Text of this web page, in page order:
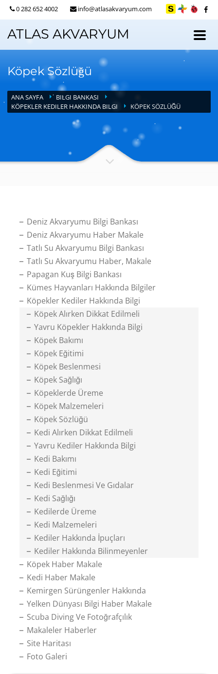
0 282 652 4002 info@atlasakvaryum.com
ATLAS AKVARYUM
Köpek Sözlüğü
ANA SAYFA
BILGI BANKASI
KÖPEKLER KEDILER HAKKINDA BILGI
KÖPEK SÖZLÜĞÜ
Deniz Akvaryumu Bilgi Bankası
Deniz Akvaryumu Haber Makale
Tatlı Su Akvaryumu Bilgi Bankası
Tatlı Su Akvaryumu Haber, Makale
Papagan Kuş Bilgi Bankası
Kümes Hayvanları Hakkında Bilgiler
Köpekler Kediler Hakkında Bilgi
Köpek Alırken Dikkat Edilmeli
Yavru Köpekler Hakkında Bilgi
Köpek Bakımı
Köpek Eğitimi
Köpek Beslenmesi
Köpek Sağlığı
Köpeklerde Üreme
Köpek Malzemeleri
Köpek Sözlüğü
Kedi Alırken Dikkat Edilmeli
Yavru Kediler Hakkında Bilgi
Kedi Bakımı
Kedi Eğitimi
Kedi Beslenmesi Ve Gıdalar
Kedi Sağlığı
Kedilerde Üreme
Kedi Malzemeleri
Kediler Hakkında İpuçları
Kediler Hakkında Bilinmeyenler
Köpek Haber Makale
Kedi Haber Makale
Kemirgen Sürüngenler Hakkında
Yelken Dünyası Bilgi Haber Makale
Scuba Diving Ve Fotoğrafçılık
Makaleler Haberler
Site Haritası
Foto Galeri